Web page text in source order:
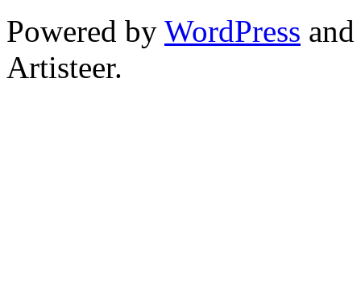
Powered by WordPress and
Artisteer.